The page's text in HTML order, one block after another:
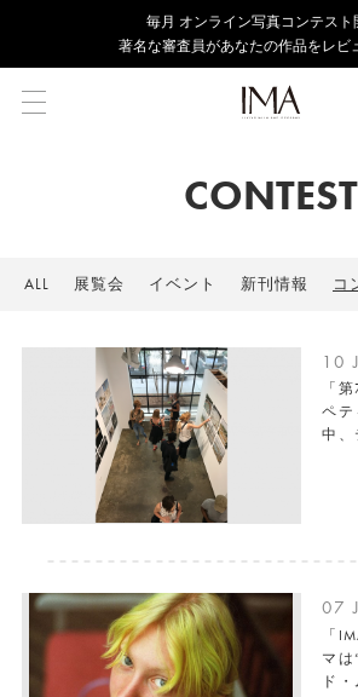
毎⽉ オンライン写真コンテスト
著名な審査員があなたの作品をレビ
CONTEST
ALL 展覧会 イベント 新刊情報 コ
10
「
ペテ
中、
07
「
マは
ド